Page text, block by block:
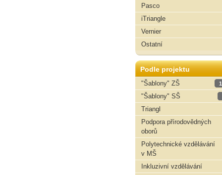
Pasco
iTriangle
Vernier
Ostatní
Podle projektu
"Šablony" ZŠ
"Šablony" SŠ
Triangl
Podpora přírodovědných
oborů
Polytechnické vzdělávání
v MŠ
Inkluzivní vzdělávání